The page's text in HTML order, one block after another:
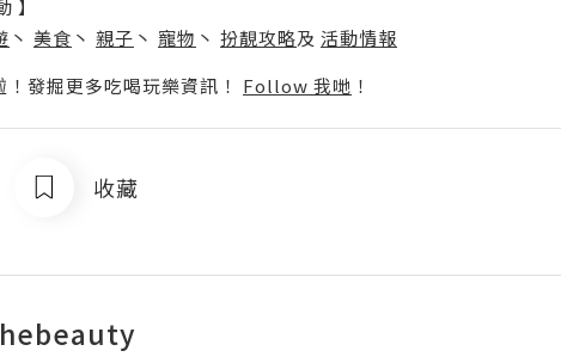
】
丶 美食 丶 親子 丶 寵物 丶 扮靚攻略及 活動情報
發掘更多吃喝玩樂資訊！ Follow 我哋 ！
收藏